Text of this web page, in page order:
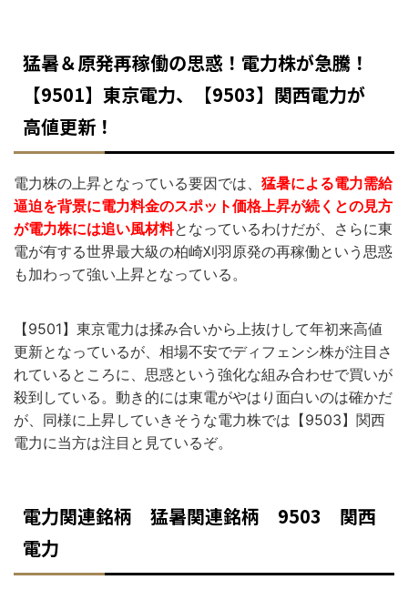
猛暑＆原発再稼働の思惑！電力株が急騰！
【9501】東京電力、【9503】関西電力が
高値更新！
電力株の上昇となっている要因では、 猛暑による電力需給
逼迫を背景に電力料金のスポット価格上昇が続くとの見方
が電力株には追い風材料となっているわけだが、さらに東
電が有する世界最大級の柏崎刈羽原発の再稼働という思惑
も加わって強い上昇となっている。
【9501】東京電力は揉み合いから上抜けして年初来高値
更新となっているが、相場不安でディフェンシ株が注目さ
れているところに、思惑という強化な組み合わせで買いが
殺到している。動き的には東電がやはり面白いのは確かだ
が、同様に上昇していきそうな電力株では【9503】関西
電力に当方は注目と見ているぞ。
電力関連銘柄 猛暑関連銘柄 9503 関西
電力